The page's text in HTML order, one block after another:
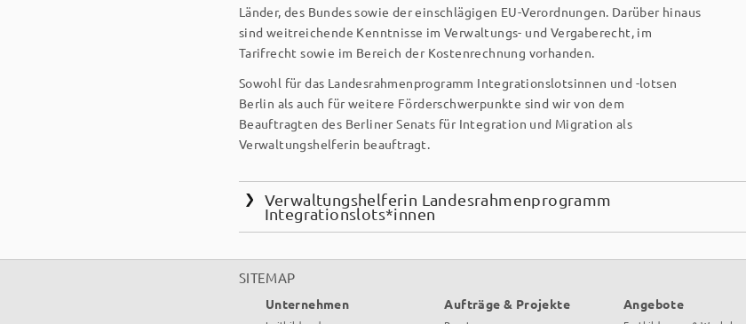
Länder, des Bundes sowie der einschlägigen EU-Verordnungen. Darüber hinaus
sind weitreichende Kenntnisse im Verwaltungs- und Vergaberecht, im
Tarifrecht sowie im Bereich der Kostenrechnung vorhanden.
Sowohl für das Landesrahmenprogramm Integrationslotsinnen und -lotsen
Berlin als auch für weitere Förder­schwer­punkte sind wir von dem
Beauftragten des Berliner Senats für Integration und Migration als
Verwaltungs­helferin beauftragt.
Verwaltungshelferin Landesrahmenprogramm
Integrationslots*innen
SITEMAP
Unternehmen Aufträge & Projekte Angebote